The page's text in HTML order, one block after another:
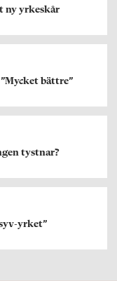
ny yrkeskår
bättre”
tystnar?
yrket”